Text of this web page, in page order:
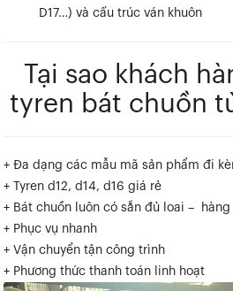
D17…) và cấu trúc ván khuôn
Tại sao khách
tyren bát chuồn
+ Đa dạng các mẫu mã sản phẩm đi
+ Tyren d12, d14, d16 giá rẻ
+ Bát chuồn luôn có sẵn đủ loai –
+ Phục vụ nhanh
+ Vận chuyển tận công trình
+ Phương thức thanh toán linh hoạt